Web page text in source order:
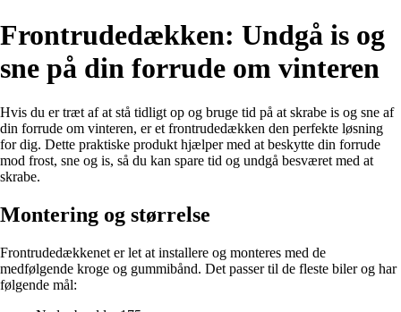
Frontrudedækken: Undgå is og
sne på din forrude om vinteren
Hvis du er træt af at stå tidligt op og bruge tid på at skrabe is og sne af
din forrude om vinteren, er et frontrudedækken den perfekte løsning
for dig. Dette praktiske produkt hjælper med at beskytte din forrude
mod frost, sne og is, så du kan spare tid og undgå besværet med at
skrabe.
Montering og størrelse
Frontrudedækkenet er let at installere og monteres med de
medfølgende kroge og gummibånd. Det passer til de fleste biler og har
følgende mål: